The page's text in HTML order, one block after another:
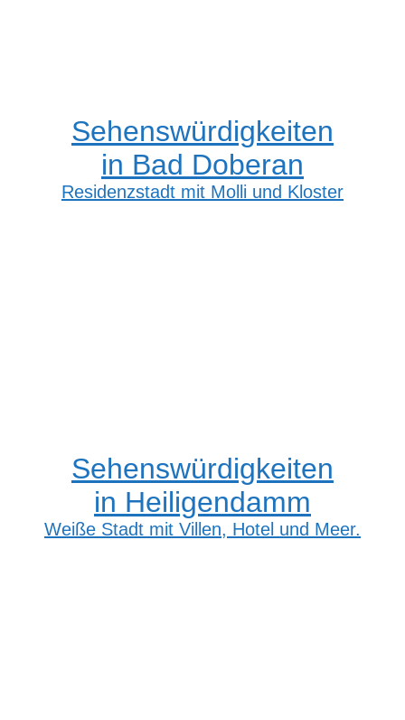
Sehenswürdigkeiten
in Bad Doberan
Residenzstadt mit Molli und Kloster
Sehenswürdigkeiten
in Heiligendamm
Weiße Stadt mit Villen, Hotel und Meer.